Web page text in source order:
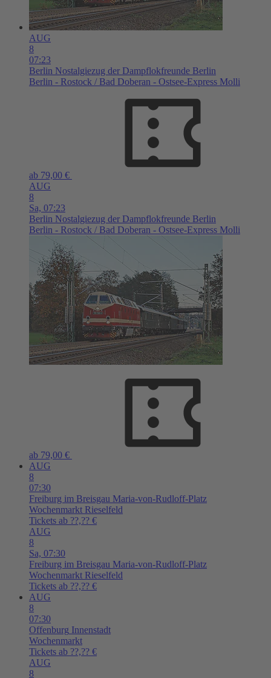
AUG
8
07:23
Berlin Nostalgiezug der Dampflokfreunde Berlin
Berlin - Rostock / Bad Doberan - Ostsee-Express Molli
ab 79,00 €
AUG
8
Sa, 07:23
Berlin Nostalgiezug der Dampflokfreunde Berlin
Berlin - Rostock / Bad Doberan - Ostsee-Express Molli
ab 79,00 €
AUG
8
07:30
Freiburg im Breisgau Maria-von-Rudloff-Platz
Wochenmarkt Rieselfeld
Tickets ab ??,?? €
AUG
8
Sa, 07:30
Freiburg im Breisgau Maria-von-Rudloff-Platz
Wochenmarkt Rieselfeld
Tickets ab ??,?? €
AUG
8
07:30
Offenburg Innenstadt
Wochenmarkt
Tickets ab ??,?? €
AUG
8